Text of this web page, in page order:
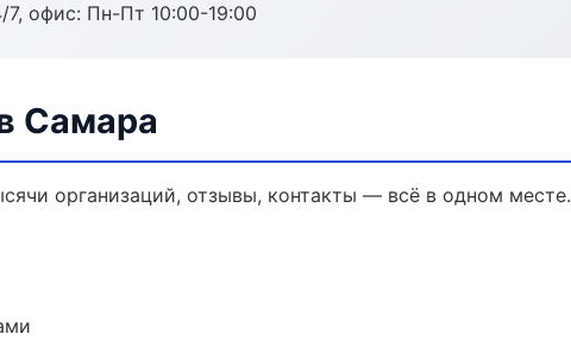
7, офис: Пн-Пт 10:00-19:00
Самара
организаций, отзывы, контакты — всё в одном месте.